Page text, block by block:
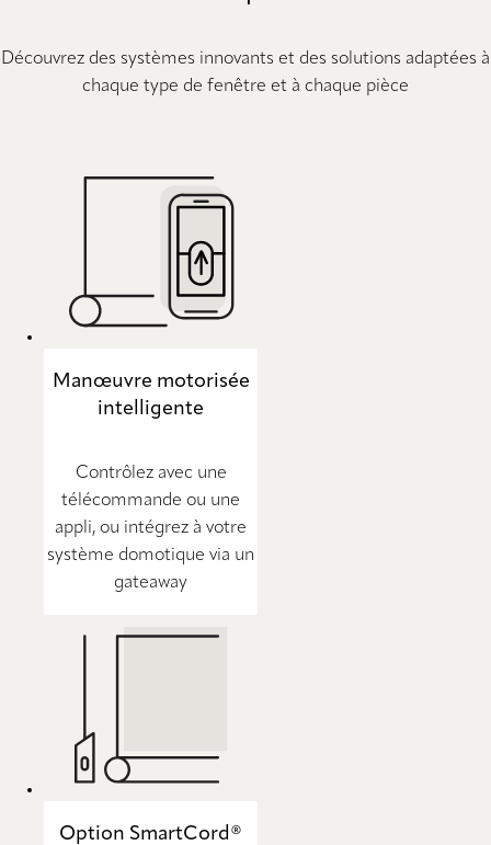
Découvrez des systèmes innovants et des solutions adaptées à
chaque type de fenêtre et à chaque pièce
Manœuvre motorisée
intelligente
Contrôlez avec une
télécommande ou une
appli, ou intégrez à votre
système domotique via un
gateaway
Option SmartCord®